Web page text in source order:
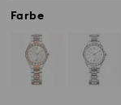
Farbe